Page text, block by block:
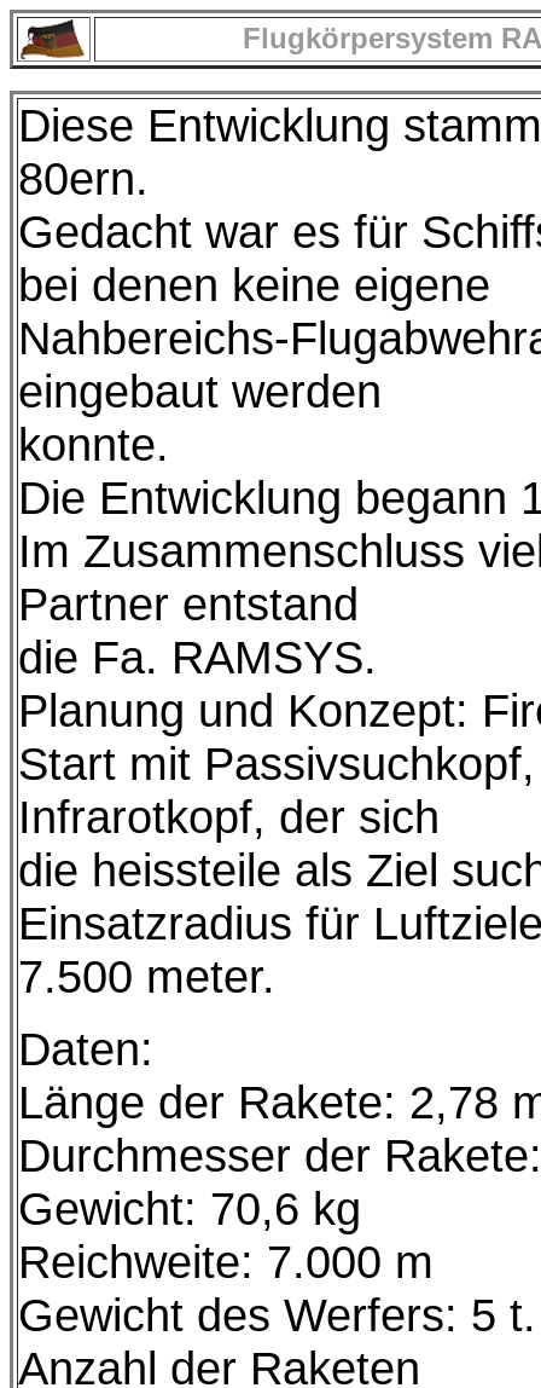
Flugkörpersystem
Diese Entwicklung
80ern.
Gedacht war es für
bei denen keine eigene
Nahbereichs-
eingebaut werden
konnte.
Die Entwicklung begann
Im Zusammenschluss
Partner entstand
die Fa. RAMSYS.
Planung und Konzept:
Start mit
Infrarotkopf, der sich
die heissteile als Ziel
Einsatzradius für
7.500 meter.
Daten:
Länge der Rakete: 2,78
Durchmesser der
Gewicht: 70,6 kg
Reichweite: 7.000 m
Gewicht des Werfers: 5 t.
Anzahl der Raketen